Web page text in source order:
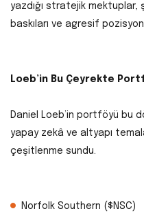
yazdığı stratejik
baskıları ve agresif
Loeb’in Bu Çeyrekte
Daniel Loeb’in portföyü bu
yapay zekâ ve altyapı
çeşitlenme sundu.
Norfolk Southern ($NSC)